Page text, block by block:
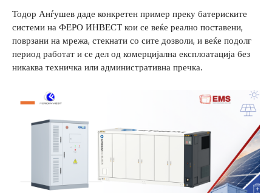
Тодор Анѓушев даде конкретен пример преку батериските
системи на ФЕРО ИНВЕСТ кои се веќе реално поставени,
поврзани на мрежа, стекнати со сите дозволи, и веќе подолг
период работат и се дел од комерцијална експлоатација без
никаква техничка или административна пречка.